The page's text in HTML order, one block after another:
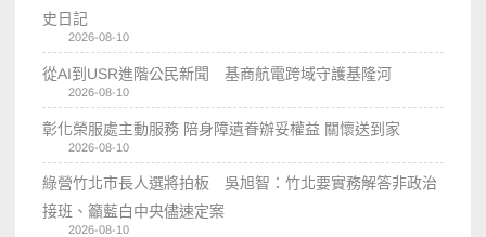
史日記
2026-08-10
從AI到USR進階公民新聞 基商航電跨域守護基隆河
2026-08-10
彰化榮服處主動服務 陪身障遺眷辦妥權益 關懷送到家
2026-08-10
綠營竹北市長人選將拍板 吳旭智：竹北要實務解答非政治
接班、籲藍白中央儘速定案
2026-08-10